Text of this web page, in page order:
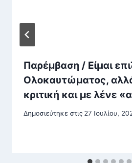
Παρέμβαση / Είμαι
Ολοκαυτώματος,
κριτική και με λένε
Δημοσιεύτηκε στις 27 Ιουλίου,